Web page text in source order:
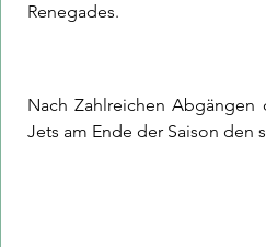
Renegades.
Nach Zahlreichen Abgängen
Jets am Ende der Saison den